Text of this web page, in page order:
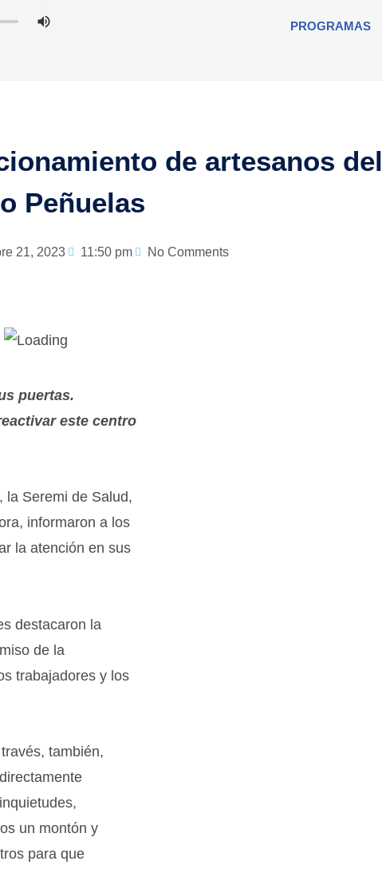
PROGRAMAS
de artesanos del
Peñuelas
21, 2023 11:50 pm No Comments
puertas.
este centro
la Seremi de Salud,
informaron a los
la atención en sus
destacaron la
de la
trabajadores y los
también,
un montón y
para que